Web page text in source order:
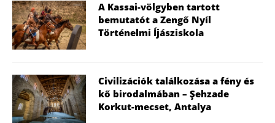
A Kassai-völgyben tartott
bemutatót a Zengő Nyíl
Történelmi Íjásziskola
Civilizációk találkozása a fény és
kő birodalmában – Şehzade
Korkut-mecset, Antalya